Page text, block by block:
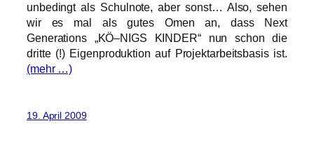
unbedingt als Schulnote, aber sonst… Also, sehen
wir es mal als gutes Omen an, dass Next
Generations „KÖ–NIGS KINDER“ nun schon die
dritte (!) Eigenproduktion auf Projektarbeitsbasis ist.
(mehr …)
19. April 2009